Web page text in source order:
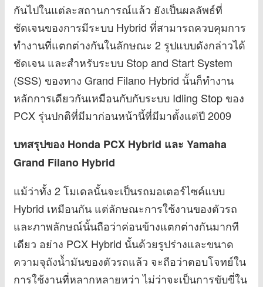
กันไปในแต่ละสถานการณ์แล้ว ยังเป็นผลลัพธ์ที่
ชัดเจนของการมีระบบ Hybrid ที่สามารถควบคุมการ
ทำงานที่แตกต่างกันในลักษณะ 2 รูปแบบดังกล่าวได้
ชัดเจน และสำหรับระบบ Stop and Start System
(SSS) ของทาง Grand Filano Hybrid นั้นก็ทำงาน
หลักการเดียวกันเหมือนกับกับระบบ Idling Stop ของ
PCX รุ่นปกติที่มีมาก่อนหน้านี้ที่มีมาตั้งแต่ปี 2009
บทสรุปของ Honda PCX Hybrid และ Yamaha
Grand Filano Hybrid
แม้ว่าทั้ง 2 โมเดลนั้นจะเป็นรถมอเตอร์ไซค์แบบ
Hybrid เหมือนกัน แต่ลักษณะการใช้งานของตัวรถ
และภาพลักษณ์นั้นถือว่าค่อนข้างแตกต่างกันมากที
เดียว อย่าง PCX Hybrid นั้นด้วยรูปร่างและขนาด
ความจุถังน้ำมันของตัวรถแล้ว จะถือว่าตอบโจทย์ใน
การใช้งานที่หลากหลายหว่า ไม่ว่าจะเป็นการขับขี่ใน